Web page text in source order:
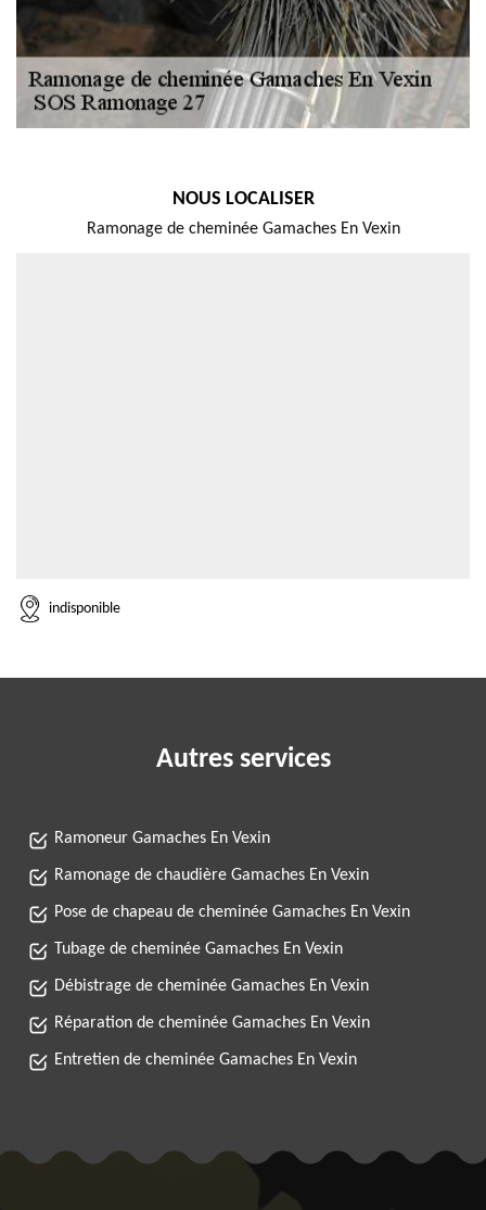
NOUS LOCALISER
Ramonage de cheminée Gamaches En Vexin
indisponible
Autres services
Ramoneur Gamaches En Vexin
Ramonage de chaudière Gamaches En Vexin
Pose de chapeau de cheminée Gamaches En Vexin
Tubage de cheminée Gamaches En Vexin
Débistrage de cheminée Gamaches En Vexin
Réparation de cheminée Gamaches En Vexin
Entretien de cheminée Gamaches En Vexin